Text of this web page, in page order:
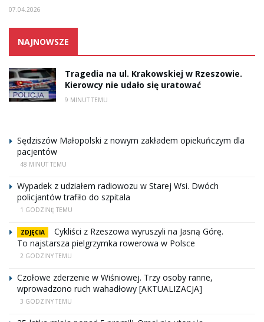
07.04.2026
NAJNOWSZE
Tragedia na ul. Krakowskiej w Rzeszowie.
Kierowcy nie udało się uratować
9 MINUT TEMU
Sędziszów Małopolski z nowym zakładem opiekuńczym dla
pacjentów
48 MINUT TEMU
Wypadek z udziałem radiowozu w Starej Wsi. Dwóch
policjantów trafiło do szpitala
1 GODZINĘ TEMU
ZDJĘCIA
Cykliści z Rzeszowa wyruszyli na Jasną Górę.
To najstarsza pielgrzymka rowerowa w Polsce
2 GODZINY TEMU
Czołowe zderzenie w Wiśniowej. Trzy osoby ranne,
wprowadzono ruch wahadłowy [AKTUALIZACJA]
3 GODZINY TEMU